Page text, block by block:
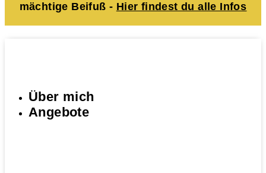
mächtige Beifuß - Hier findest du alle Infos
Über mich
Angebote